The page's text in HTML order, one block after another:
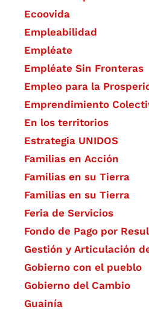
Ecoovida
Empleabilidad
Empléate
Empléate Sin Fronteras
Empleo para la
Emprendimiento
En los territorios
Estrategia UNIDOS
Familias en Acción
Familias en su Tierra
Familias en su Tierra
Feria de Servicios
Fondo de Pago por
Gestión y Articulación
Gobierno con el pueblo
Gobierno del Cambio
Guainía